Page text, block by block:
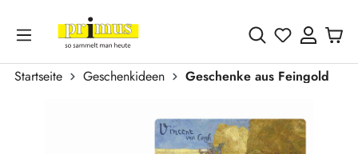
Zum Hauptinhalt springen
Du hast 0
Startseite Geschenkideen
Geschenke aus Feingold